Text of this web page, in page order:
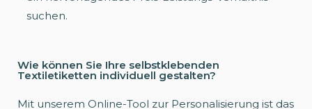
suchen.
Wie können Sie Ihre selbstklebenden
Textiletiketten individuell gestalten?
Mit unserem Online-Tool zur Personalisierung ist das